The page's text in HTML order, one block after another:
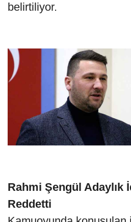
belirtiliyor.
Rahmi Şengül Adaylık
Reddetti